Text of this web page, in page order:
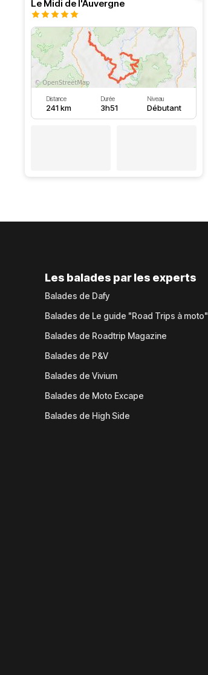
Le Midi de l'Auvergne
Distance
241 km
Durée
3h51
Niveau
Débutant
Les balades par les experts
Balades de Dafy
Balades de Le guide "Road Trips à moto"
Balades de Roadtrip Magazine
Balades de P&V
Balades de Vivium
Balades de Moto Excape
Balades de High Side